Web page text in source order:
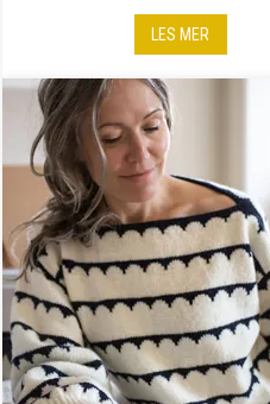
LES MER